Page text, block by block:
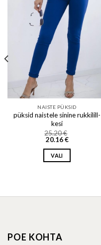
Add to wishlist
NAISTE PÜKSID
püksid naistele sinine rukkilill-
kesi
25.20€
20.16€
VALI
multiple
may
POE KOHTA